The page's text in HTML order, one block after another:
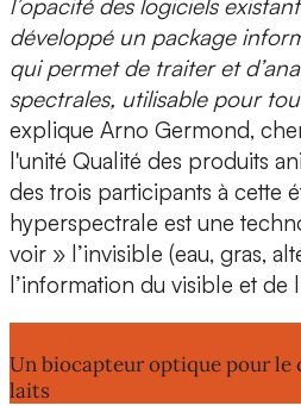
l’opacité des logiciels
développé un package
qui permet de traiter et
spectrales, utilisable pour
explique Arno Germond,
l'unité Qualité des produits
des trois participants à cette
hyperspectrale est une
voir » l’invisible (eau, gras,
l’information du visible et de
Un biocapteur optique pour le
laits